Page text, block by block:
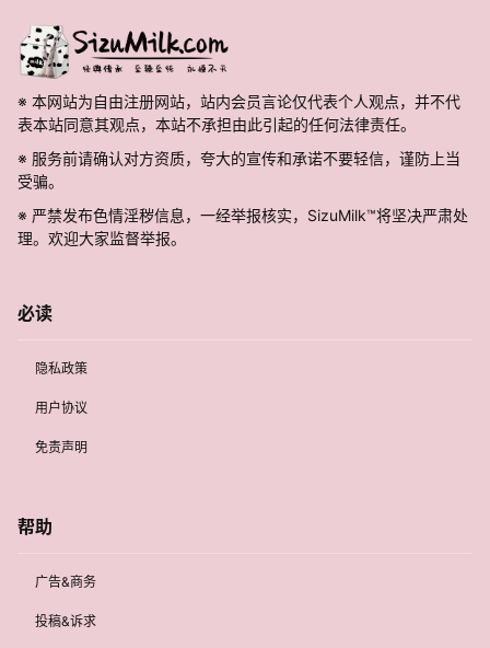
※ 本网站为自由注册网站，站内会员言论仅代表个人观点，并不代
表本站同意其观点，本站不承担由此引起的任何法律责任。
※ 服务前请确认对方资质，夸大的宣传和承诺不要轻信，谨防上当
受骗。
※ 严禁发布色情淫秽信息，一经举报核实，SizuMilk™将坚决严肃处
理。欢迎大家监督举报。
必读
隐私政策
用户协议
免责声明
帮助
广告&商务
投稿&诉求